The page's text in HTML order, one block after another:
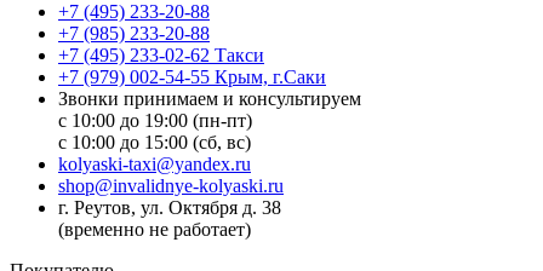
+7 (495) 233-20-88
+7 (985) 233-20-88
+7 (495) 233-02-62 Такси
+7 (979) 002-54-55 Крым, г.Саки
Звонки принимаем и консультируем
с 10:00 до 19:00 (пн-пт)
с 10:00 до 15:00 (сб, вс)
kolyaski-taxi@yandex.ru
shop@invalidnye-kolyaski.ru
г. Реутов, ул. Октября д. 38
(временно не работает)